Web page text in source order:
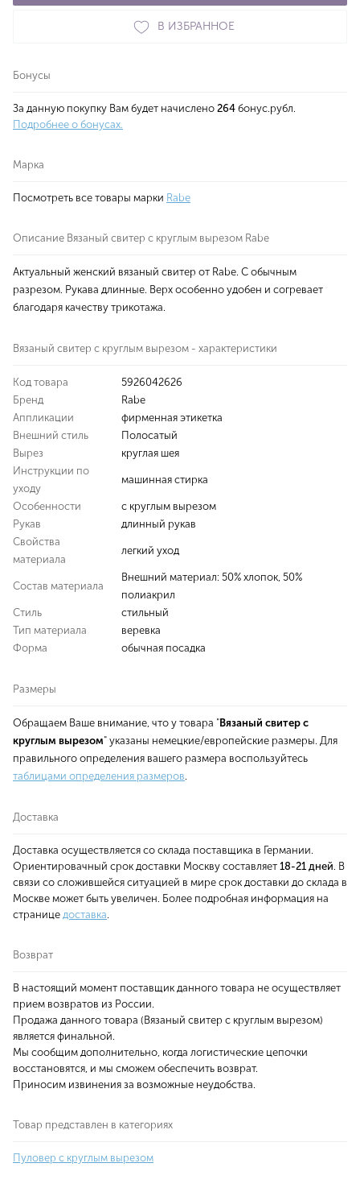
В ИЗБРАННОЕ
Бонусы
За данную покупку Вам будет начислено 264 бонус.рубл.
Подробнее о бонусах.
Марка
Посмотреть все товары марки Rabe
Описание Вязаный свитер с круглым вырезом Rabe
Актуальный женский вязаный свитер от Rabe. С обычным
разрезом. Рукава длинные. Верх особенно удобен и согревает
благодаря качеству трикотажа.
Вязаный свитер с круглым вырезом - характеристики
Код товара
5926042626
Бренд
Rabe
Аппликации
фирменная этикетка
Внешний стиль
Полосатый
Вырез
круглая шея
Инструкции по
уходу
машинная стирка
Особенности
с круглым вырезом
Рукав
длинный рукав
Свойства
материала
легкий уход
Состав материала
Внешний материал: 50% хлопок, 50%
полиакрил
Стиль
стильный
Тип материала
веревка
Форма
обычная посадка
Размеры
Обращаем Ваше внимание, что у товара "Вязаный свитер с
круглым вырезом" указаны немецкие/европейские размеры. Для
правильного определения вашего размера воспользуйтесь
таблицами определения размеров.
Доставка
Доставка осуществляется со склада поставщика в Германии.
Ориентировачный срок доставки Москву составляет 18-21 дней. В
связи со сложившейся ситуацией в мире срок доставки до склада в
Москве может быть увеличен. Более подробная информация на
странице доставка.
Возврат
В настоящий момент поставщик данного товара не осуществляет
прием возвратов из России.
Продажа данного товара (Вязаный свитер с круглым вырезом)
является финальной.
Мы сообщим дополнительно, когда логистические цепочки
восстановятся, и мы сможем обеспечить возврат.
Приносим извинения за возможные неудобства.
Товар представлен в категориях
Пуловер с круглым вырезом